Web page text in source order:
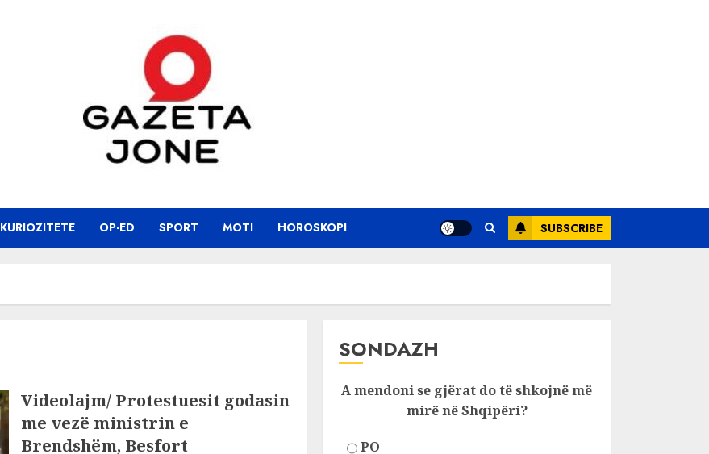
KURIOZITETE OP-ED SPORT MOTI HOROSKOPI SUBSCRIBE
Videolajm/ Protestuesit godasin
me vezë ministrin e
Brendshëm, Besfort
SONDAZH
A mendoni se gjërat do të shkojnë më
mirë në Shqipëri?
PO